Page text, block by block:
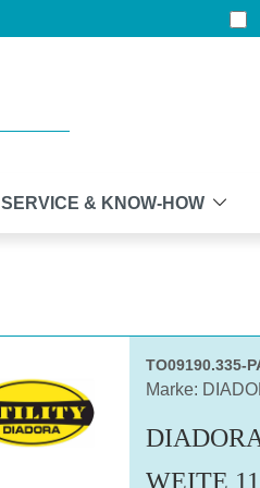
SERVICE & KNOW-HOW
TO09190.335-
Marke:
WEITE